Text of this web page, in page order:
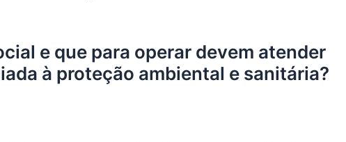
e que para operar devem atender
à proteção ambiental e sanitária?